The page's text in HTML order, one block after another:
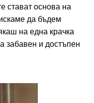
стават основа на
да бъдем
на една крачка
забавен и достъпен